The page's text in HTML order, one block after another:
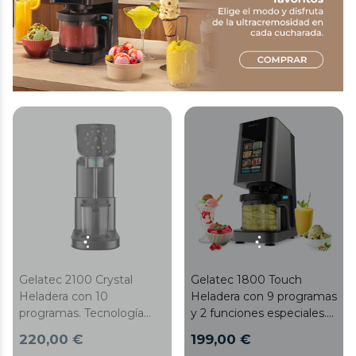
Gelatec 2100 Crystal
Heladera con 10
programas. Tecnología
Helados y bebidas heladas
220,00 €
Gelatec 1800 Touch
Heladera con 9 programas
y 2 funciones especiales.
pantalla TFT. Helados y
199,00 €